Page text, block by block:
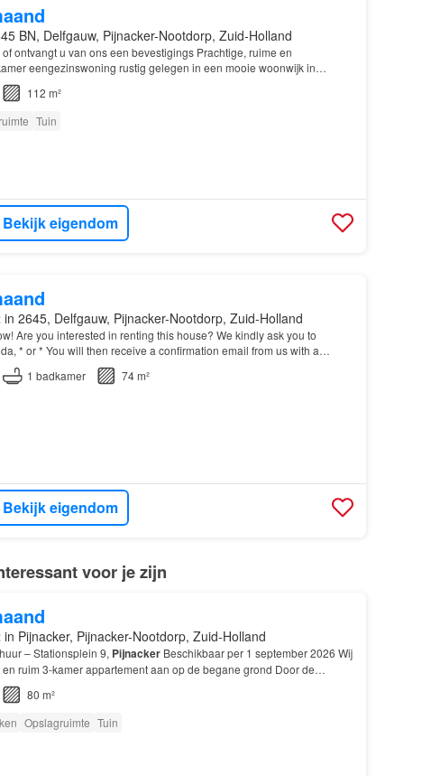
BN, Delfgauw, Pijnacker-Nootdorp, Zuid-Holland
ontvangt u van ons een bevestigings Prachtige, ruime en
eengezinswoning rustig gelegen in een mooie woonwijk in
112 m²
Tuin
Bekijk eigendom
in 2645, Delfgauw, Pijnacker-Nootdorp, Zuid-Holland
Are you interested in renting this house? We kindly ask you to
* or * You will then receive a confirmation email from us with a
you need to fill out…
1 badkamer 74 m²
Bekijk eigendom
voor je zijn
in Pijnacker, Pijnacker-Nootdorp, Zuid-Holland
– Stationsplein 9, PijnackerBeschikbaar per 1 september 2026 Wij
ruim 3-kamer appartement aan op de begane grond Door de
de derde verdieping geniet u van rust en pr…
80 m²
Opslagruimte Tuin